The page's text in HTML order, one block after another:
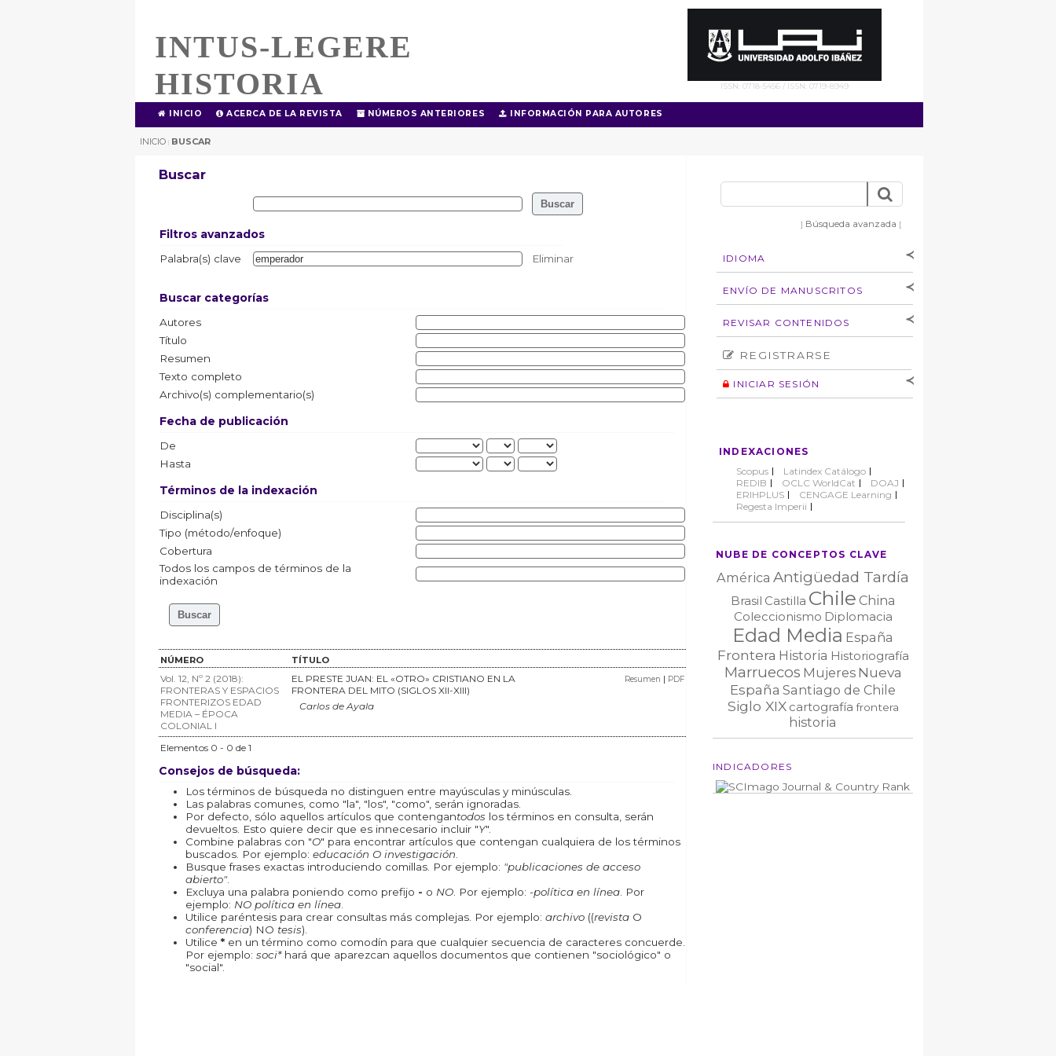
INTUS-LEGERE
HISTORIA
ISSN: 0718-5456 / ISSN: 0719-8949
INICIO ACERCA DE LA REVISTA NÚMEROS ANTERIORES INFORMACIÓN PARA AUTORES
INICIO | BUSCAR
] Búsqueda avanzada [
IDIOMA
[Español ] [English]
ENVÍO DE MANUSCRITOS
autores
Derechos de autoría
Normas éticas
REVISAR CONTENIDOS
Número
Autor
REGISTRARSE
INICIAR SESIÓN
INDEXACIONES
Scopus
Latindex Catálogo
REDIB
OCLC WorldCat
DOAJ
ERIHPLUS
CENGAGE Learning
Regesta Imperii
NUBE DE CONCEPTOS CLAVE
América Antigüedad Tardía
Brasil Castilla Chile China
Coleccionismo Diplomacia
Edad Media España
Frontera Historia Historiografía
Marruecos Mujeres Nueva
España Santiago de Chile
Siglo XIX cartografía frontera
historia
INDICADORES
Buscar
Filtros avanzados
Palabra(s) clave Eliminar
Buscar categorías
Autores
Título
Resumen
Texto completo
Archivo(s) complementario(s)
Fecha de publicación
De
Hasta
Términos de la indexación
Disciplina(s)
Tipo (método/enfoque)
Cobertura
Todos los campos de términos de la
indexación
NÚMERO TÍTULO
Vol. 12, Nº 2 (2018):
FRONTERAS Y ESPACIOS
FRONTERIZOS EDAD
MEDIA – ÉPOCA
COLONIAL I
EL PRESTE JUAN: EL «OTRO» CRISTIANO EN LA
FRONTERA DEL MITO (SIGLOS XII-XIII)
Carlos de Ayala
Resumen | PDF
Elementos 0 - 0 de 1
Consejos de búsqueda:
Los términos de búsqueda no distinguen entre mayúsculas y minúsculas.
Las palabras comunes, como "la", "los", "como", serán ignoradas.
Por defecto, sólo aquellos artículos que contengantodos los términos en consulta, serán
devueltos. Esto quiere decir que es innecesario incluir "Y".
Combine palabras con "O" para encontrar artículos que contengan cualquiera de los términos
buscados. Por ejemplo: educación O investigación
Busque frases exactas introduciendo comillas. Por ejemplo: "publicaciones de acceso
abierto".
Excluya una palabra poniendo como prefijo - o NO. Por ejemplo: -política en línea. Por
ejemplo: NO política en línea.
Utilice paréntesis para crear consultas más complejas. Por ejemplo: archivo((revistaO
conferencia) NO tesis).
Utilice *en un término como comodín para que cualquier secuencia de caracteres concuerde.
Por ejemplo: soci*hará que aparezcan aquellos documentos que contienen "sociológico" o
"social".